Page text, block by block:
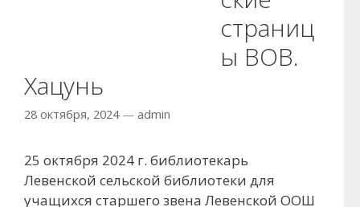
страниц
ы ВОВ.
Хацунь
28 октября, 2024 — admin
25 октября 2024 г. библиотекарь
Левенской сельской библиотеки для
учащихся старшего звена Левенской ООШ